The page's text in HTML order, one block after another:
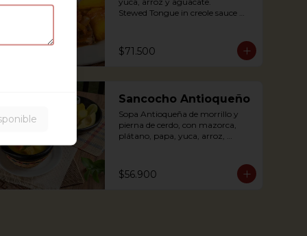
Stewed Tongue in creole sauce
$71.500
Sancocho Antioqueño
Sopa Antioqueña de morrillo y
pierna de cerdo, con mazorca,
plátano, papa, yuca, arroz,
*Disponible solo los fines de
$56.900